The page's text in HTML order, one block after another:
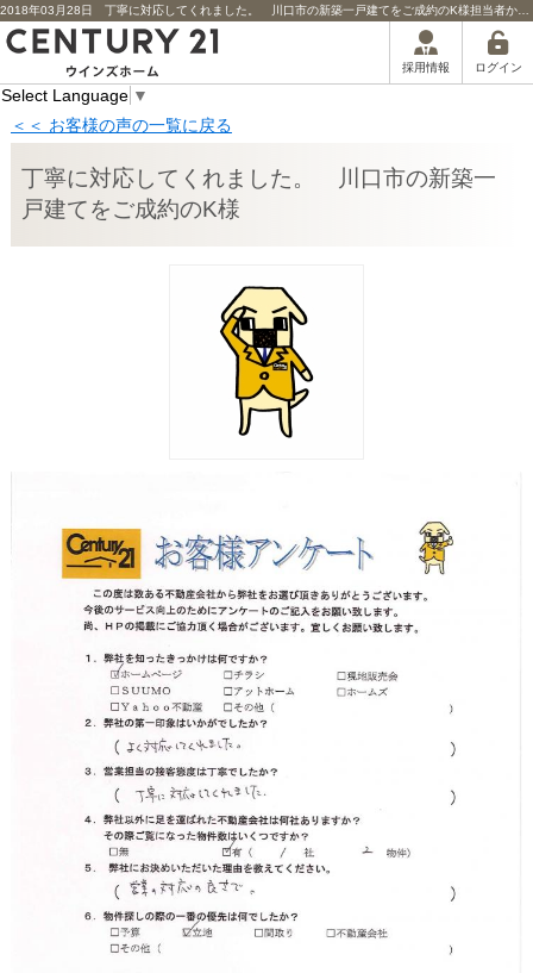
採用情報 ログイン
Select Language ▼
＜＜ お客様の声の一覧に戻る
丁寧に対応してくれました。 川口市の新築一
戸建てをご成約のK様